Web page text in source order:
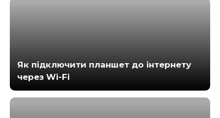
Як підключити планшет до інтернету
через Wi-Fi